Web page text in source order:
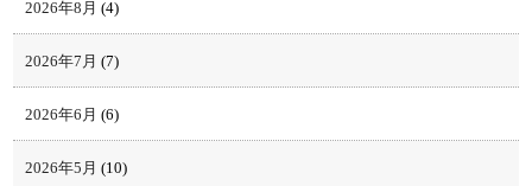
2026年8月 (4)
2026年7月 (7)
2026年6月 (6)
2026年5月 (10)